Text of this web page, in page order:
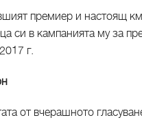
премиер и настоящ
си в кампанията му за
г.
от вчерашното